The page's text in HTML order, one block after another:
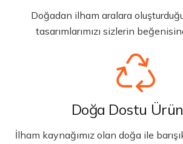
Doğadan ilham aralara
tasarımlarımızı sizlerin
Doğa Dostu
İlham kaynağımız olan doğa ile